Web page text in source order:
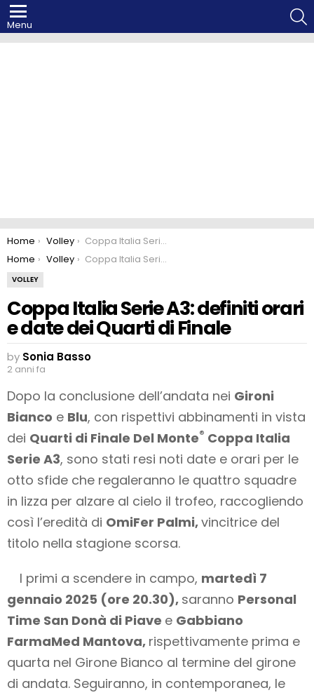
Menu
You are here:
Home Volley
Coppa Italia Serie A3: definiti orari e date dei Quarti di Finale
You are here:
Home Volley Coppa Italia Serie A3: definiti orari e date dei Quarti di Finale
VOLLEY
Coppa Italia Serie A3: definiti orari
e date dei Quarti di Finale
by Sonia Basso
2 anni fa
Dopo la conclusione dell’andata nei Gironi
Bianco e Blu, con rispettivi abbinamenti in vista
dei Quarti di Finale Del Monte® Coppa Italia
Serie A3, sono stati resi noti date e orari per le
otto sfide che regaleranno le quattro squadre
in lizza per alzare al cielo il trofeo, raccogliendo
così l’eredità di OmiFer Palmi,vincitrice del
titolo nella stagione scorsa.
I primi a scendere in campo, martedì 7
gennaio 2025 (ore 20.30), saranno Personal
Time San Donà di Piave e Gabbiano
FarmaMed Mantova, rispettivamente prima e
quarta nel Girone Bianco al termine del girone
di andata. Seguiranno, in contemporanea, le